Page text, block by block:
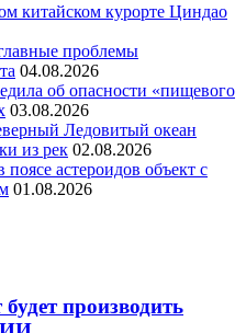
китайском курорте Циндао
проблемы
04.08.2026
об опасности «пищевого
03.08.2026
Ледовитый океан
из рек 02.08.2026
астероидов объект с
01.08.2026
производить